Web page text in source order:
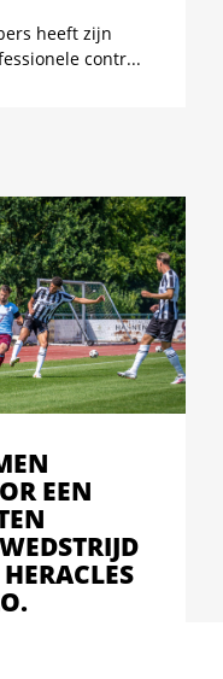
heeft zijn
contr...
EEN